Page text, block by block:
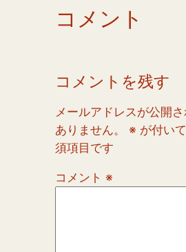
コメント
コメントを残す
メールアドレスが公開
ありません。
※ が付い
須項目です
コメント ※